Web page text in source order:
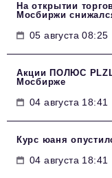
На открытии
Мосбиржи
05 августа 08:25
Акции ПОЛЮС
Мосбирже
04 августа 18:41
Курс юаня
04 августа 18:41